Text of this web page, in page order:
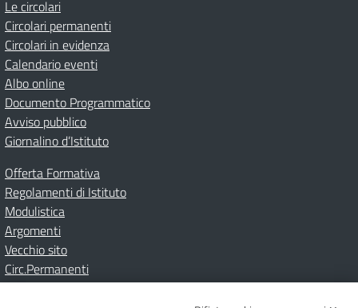
Le circolari
Circolari permanenti
Circolari in evidenza
Calendario eventi
Albo online
Documento Programmatico
Avviso pubblico
Giornalino d’Istituto
Offerta Formativa
Regolamenti di Istituto
Modulistica
Argomenti
Vecchio sito
Circ.Permanenti